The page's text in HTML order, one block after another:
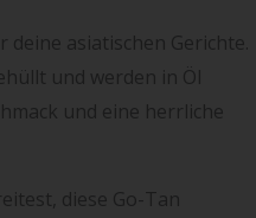
asiatischen Gerichte.
und werden in Öl
und eine herrliche
diese Go-Tan